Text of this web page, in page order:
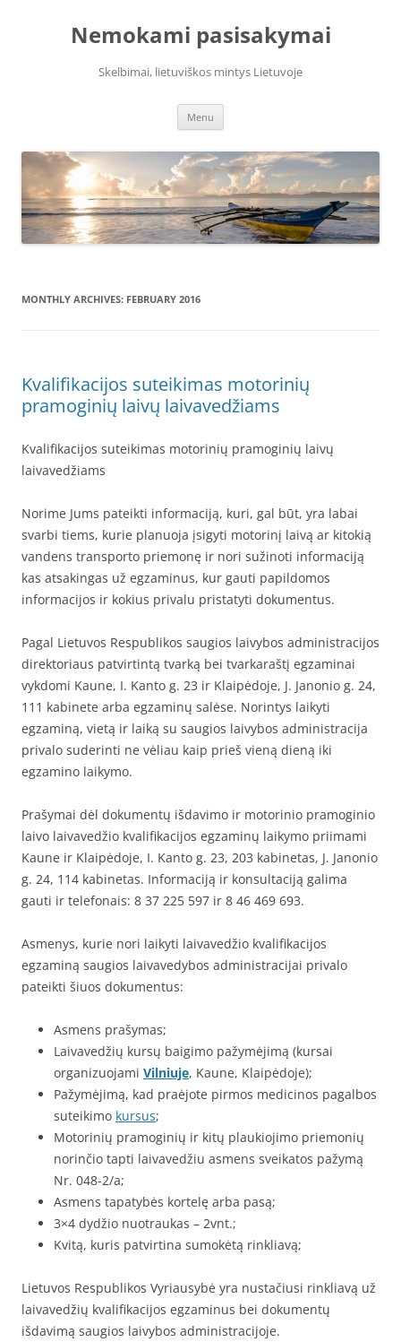
Nemokami pasisakymai
Skelbimai, lietuviškos mintys Lietuvoje
Menu
MONTHLY ARCHIVES: FEBRUARY 2016
Kvalifikacijos suteikimas motorinių
pramoginių laivų laivavedžiams
Kvalifikacijos suteikimas motorinių pramoginių laivų
laivavedžiams
Norime Jums pateikti informaciją, kuri, gal būt, yra labai
svarbi tiems, kurie planuoja įsigyti motorinį laivą ar kitokią
vandens transporto priemonę ir nori sužinoti informaciją
kas atsakingas už egzaminus, kur gauti papildomos
informacijos ir kokius privalu pristatyti dokumentus.
Pagal Lietuvos Respublikos saugios laivybos administracijos
direktoriaus patvirtintą tvarką bei tvarkaraštį egzaminai
vykdomi Kaune, I. Kanto g. 23 ir Klaipėdoje, J. Janonio g. 24,
111 kabinete arba egzaminų salėse. Norintys laikyti
egzaminą, vietą ir laiką su saugios laivybos administracija
privalo suderinti ne vėliau kaip prieš vieną dieną iki
egzamino laikymo.
Prašymai dėl dokumentų išdavimo ir motorinio pramoginio
laivo laivavedžio kvalifikacijos egzaminų laikymo priimami
Kaune ir Klaipėdoje, I. Kanto g. 23, 203 kabinetas, J. Janonio
g. 24, 114 kabinetas. Informaciją ir konsultaciją galima
gauti ir telefonais: 8 37 225 597 ir 8 46 469 693.
Asmenys, kurie nori laikyti laivavedžio kvalifikacijos
egzaminą saugios laivavedybos administracijai privalo
pateikti šiuos dokumentus:
Asmens prašymas;
Laivavedžių kursų baigimo pažymėjimą (kursai
organizuojami Vilniuje, Kaune, Klaipėdoje);
Pažymėjimą, kad praėjote pirmos medicinos pagalbos
suteikimo kursus;
Motorinių pramoginių ir kitų plaukiojimo priemonių
norinčio tapti laivavedžiu asmens sveikatos pažymą
Nr. 048-2/a;
Asmens tapatybės kortelę arba pasą;
3×4 dydžio nuotraukas – 2vnt.;
Kvitą, kuris patvirtina sumokėtą rinkliavą;
Lietuvos Respublikos Vyriausybė yra nustačiusi rinkliavą už
laivavedžių kvalifikacijos egzaminus bei dokumentų
išdavimą saugios laivybos administracijoje.